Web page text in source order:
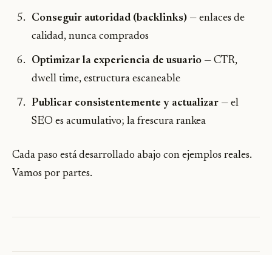
Conseguir autoridad (backlinks) — enlaces de
calidad, nunca comprados
Optimizar la experiencia de usuario — CTR,
dwell time, estructura escaneable
Publicar consistentemente y actualizar — el
SEO es acumulativo; la frescura rankea
Cada paso está desarrollado abajo con ejemplos reales.
Vamos por partes.